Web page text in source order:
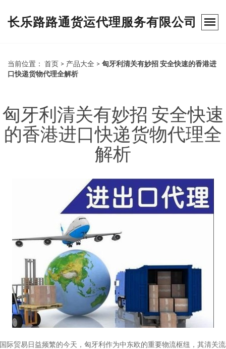
长乐路路通货运代理服务有限公司
当前位置： 首页 > 产品大全 > 匈牙利清关有妙招 安全快速的香港进
口快递货物代理全解析
匈牙利清关有妙招 安全快速
的香港进口快递货物代理全
解析
际贸易日益频繁的今天，匈牙利作为中东欧的重要物流枢纽，其清关